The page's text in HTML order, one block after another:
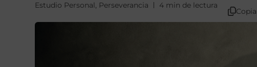
Estudio Personal, Perseverancia 4 min de lectura